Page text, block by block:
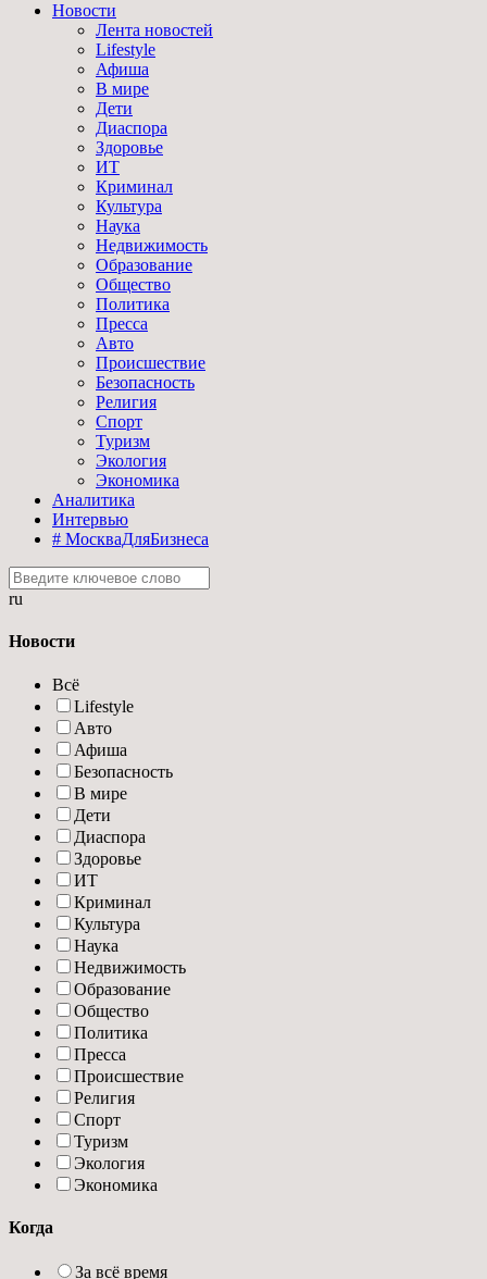
Новости
Лента новостей
Lifestyle
Афиша
В мире
Дети
Диаспора
Здоровье
ИТ
Криминал
Культура
Наука
Недвижимость
Образование
Общество
Политика
Пресса
Авто
Происшествие
Безопасность
Религия
Спорт
Туризм
Экология
Экономика
Аналитика
Интервью
# МоскваДляБизнеса
ru
Новости
Всё
Lifestyle
Авто
Афиша
Безопасность
В мире
Дети
Диаспора
Здоровье
ИТ
Криминал
Культура
Наука
Недвижимость
Образование
Общество
Политика
Пресса
Происшествие
Религия
Спорт
Туризм
Экология
Экономика
Когда
За всё время